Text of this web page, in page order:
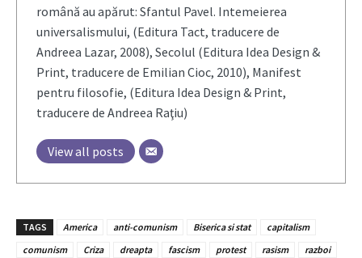
română au apărut: Sfantul Pavel. Intemeierea
universalismului, (Editura Tact, traducere de
Andreea Lazar, 2008), Secolul (Editura Idea Design &
Print, traducere de Emilian Cioc, 2010), Manifest
pentru filosofie, (Editura Idea Design & Print,
traducere de Andreea Raţiu)
View all posts
TAGS America anti-comunism Biserica si stat
capitalism
comunism
Criza dreapta fascism protest rasism
razboi